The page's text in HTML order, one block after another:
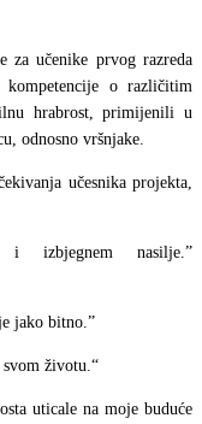
za učenike prvog razreda
o različitim
hrabrost, primijenili u
odnosno vršnjake.
učesnika projekta,
nasilje.”
jako bitno.”
životu.“
uticale na moje buduće